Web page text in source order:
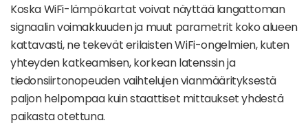
Koska WiFi-lämpökartat voivat näyttää langattoman
signaalin voimakkuuden ja muut parametrit koko alueen
kattavasti, ne tekevät erilaisten WiFi-ongelmien, kuten
yhteyden katkeamisen, korkean latenssin ja
tiedonsiirtonopeuden vaihtelujen vianmäärityksestä
paljon helpompaa kuin staattiset mittaukset yhdestä
paikasta otettuna.